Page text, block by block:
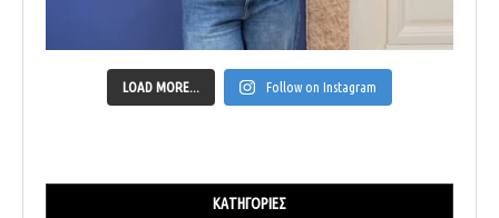
LOAD MORE... Follow on Instagram
ΚΑΤΗΓΟΡΊΕΣ